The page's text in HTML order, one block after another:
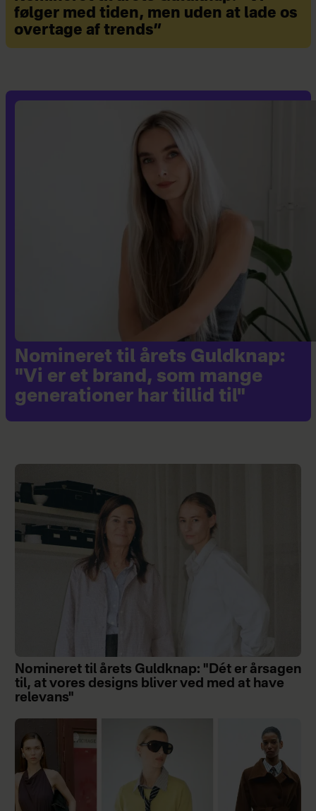
følger med tiden, men uden at lade os
overtage af trends”
Nomineret til årets Guldknap:
"Vi er et brand, som mange
generationer har tillid til"
Nomineret til årets Guldknap: "Dét er årsagen
til, at vores designs bliver ved med at have
relevans"